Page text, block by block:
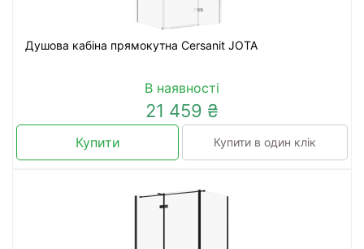
Душова кабіна прямокутна Cersanit JOTA
В наявності
21 459 ₴
Купити Купити в один клік